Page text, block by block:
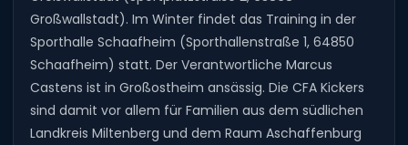
Großwallstadt). Im Winter findet das Training in der
Sporthalle Schaafheim (Sporthallenstraße 1, 64850
Schaafheim) statt. Der Verantwortliche Marcus
Castens ist in Großostheim ansässig. Die CFA Kickers
sind damit vor allem für Familien aus dem südlichen
Landkreis Miltenberg und dem Raum Aschaffenburg